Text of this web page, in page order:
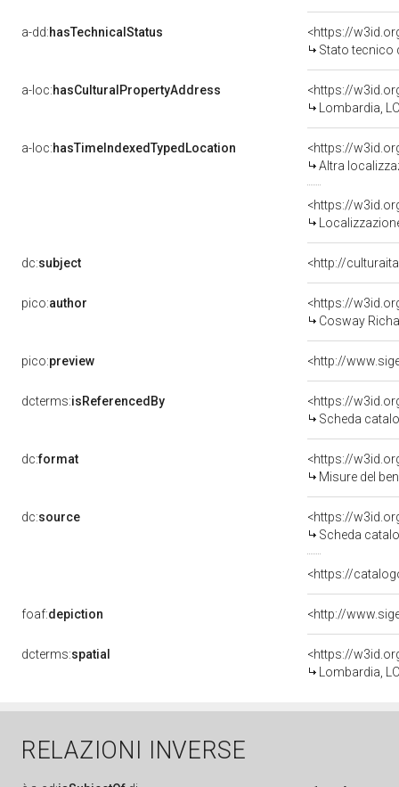
a-dd:hasTechnicalStatus
<https://
Stato tecnico
a-loc:hasCulturalPropertyAddress
<https://
Lombardia,
a-loc:hasTimeIndexedTypedLocation
<https://
Altra
<https://
dc:subject <http://
pico:author
<https://
Cosway
pico:preview
dcterms:isReferencedBy
<https://
Scheda
dc:format
<https://
Misure del
dc:source
<https://
Scheda
<https://
foaf:depiction
dcterms:spatial
<https://
Lombardia,
RELAZIONI INVERSE